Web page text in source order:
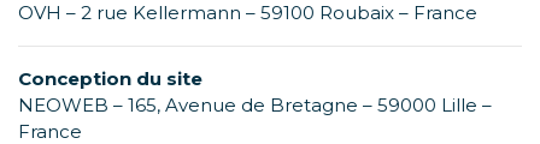
OVH – 2 rue Kellermann – 59100 Roubaix – France
Conception du site
NEOWEB – 165, Avenue de Bretagne – 59000 Lille –
France